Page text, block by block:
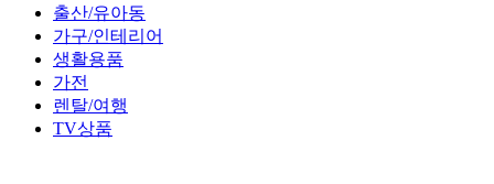
출산/유아동
가구/인테리어
생활용품
가전
렌탈/여행
TV상품